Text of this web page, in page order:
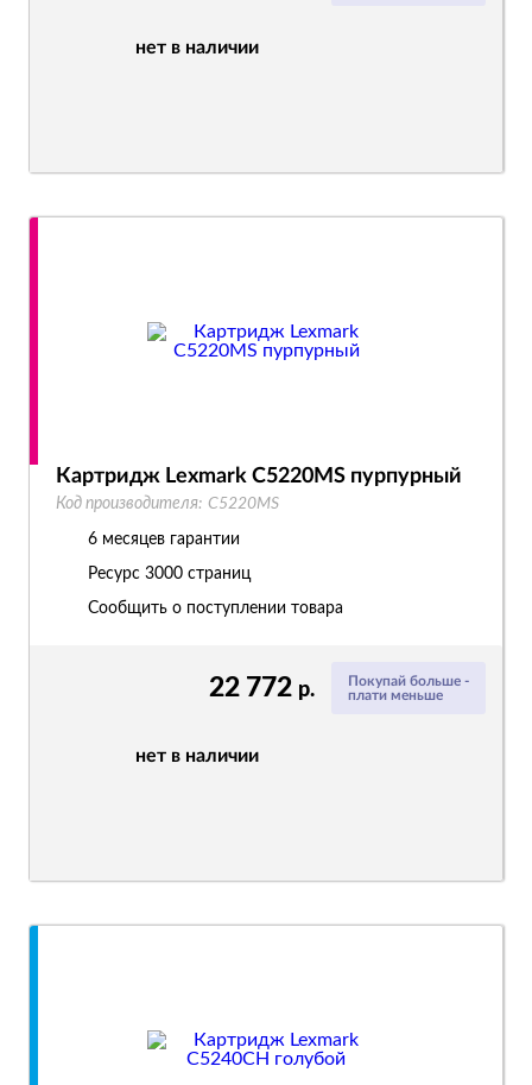
нет в наличии
Покупай больше -
плати меньше
22 772 р.
нет в наличии
Картридж Lexmark C5220MS пурпурный
Код производителя: C5220MS
6 месяцев гарантии
Ресурс 3000 страниц
Сообщить о поступлении товара